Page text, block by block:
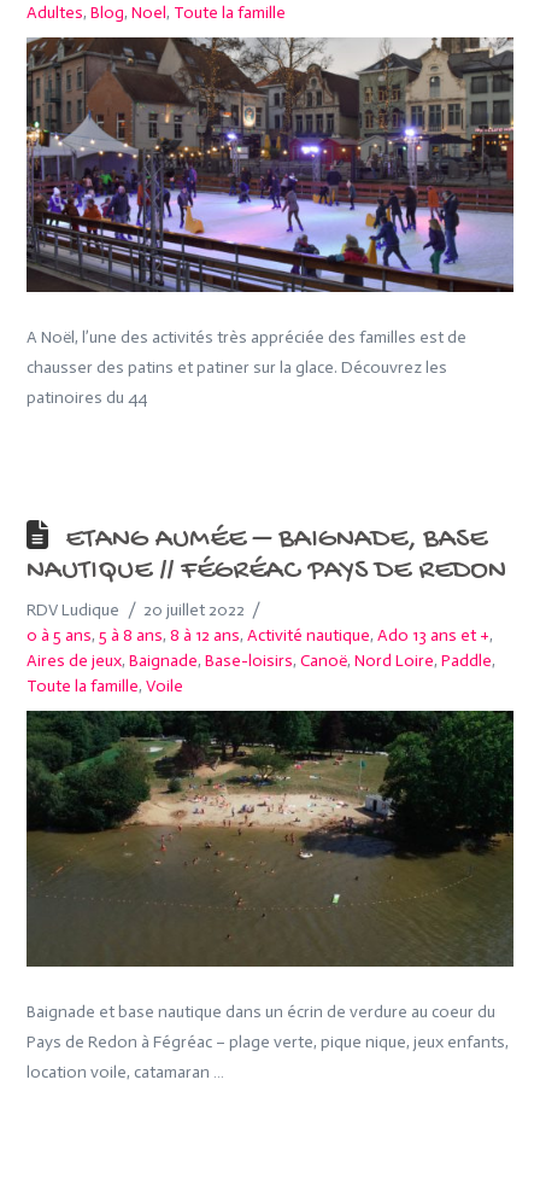
Adultes,Blog,Noel, Toute la famille
A Noël, l’une des activités très appréciée des familles est de
chausser des patins et patiner sur la glace. Découvrez les
patinoires du 44
ETANG AUMÉE – BAIGNADE, BASE
NAUTIQUE // FÉGRÉAC PAYS DE REDON
RDV Ludique
20 juillet 2022
0 à 5 ans,5 à 8 ans,8 à 12 ans,Activité nautique,Ado 13 ans et +,
Aires de jeux,Baignade,Base-loisirs,Canoë,Nord Loire,Paddle,
Toute la famille,Voile
Baignade et base nautique dans un écrin de verdure au coeur du
Pays de Redon à Fégréac – plage verte, pique nique, jeux enfants,
location voile, catamaran …